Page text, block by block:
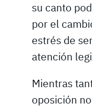
su canto
por el
estrés de
atención
Mientras
oposición